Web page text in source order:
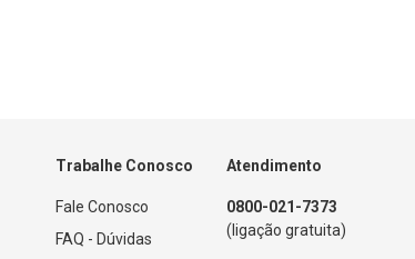
Trabalhe Conosco
Fale Conosco
FAQ - Dúvidas
Atendimento
0800-021-7373
(ligação gratuita)